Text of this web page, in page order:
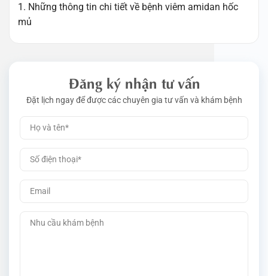
1. Những thông tin chi tiết về bệnh viêm amidan hốc
mủ
Đăng ký nhận tư vấn
Đặt lịch ngay để được các chuyên gia tư vấn và khám bệnh